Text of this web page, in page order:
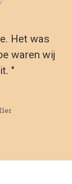
Het was
waren wij
"